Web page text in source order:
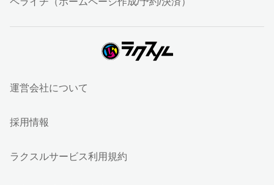
運営会社について
採用情報
ラクスルサービス利用規約